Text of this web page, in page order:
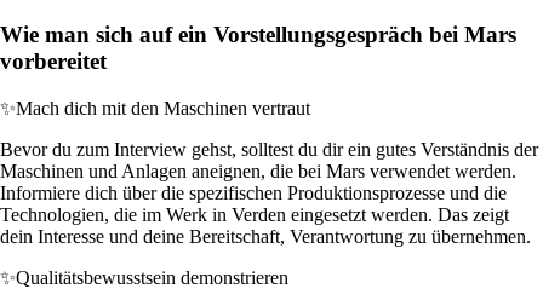
Wie man sich auf ein Vorstellungsgespräch bei Mars
vorbereitet
✨Mach dich mit den Maschinen vertraut
Bevor du zum Interview gehst, solltest du dir ein gutes Verständnis der
Maschinen und Anlagen aneignen, die bei Mars verwendet werden.
Informiere dich über die spezifischen Produktionsprozesse und die
Technologien, die im Werk in Verden eingesetzt werden. Das zeigt
dein Interesse und deine Bereitschaft, Verantwortung zu übernehmen.
✨Qualitätsbewusstsein demonstrieren